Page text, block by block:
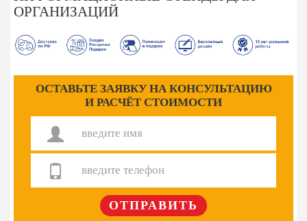
ОРГАНИЗАЦИЙ
ОСТАВЬТЕ ЗАЯВКУ НА КОНСУЛЬТАЦИЮ
И РАСЧЁТ СТОИМОСТИ